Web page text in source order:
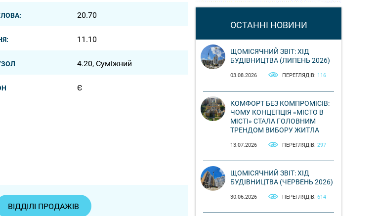
20.70
11.10
4.20, Суміжний
Є
ВІДДІЛІ ПРОДАЖІВ
ОСТАННІ НОВИНИ
ЩОМІСЯЧНИЙ ЗВІТ: ХІД
БУДІВНИЦТВА (ЛИПЕНЬ 2026)
03.08.2026 ПЕРЕГЛЯДІВ: 116
КОМФОРТ БЕЗ КОМПРОМІСІВ:
ЧОМУ КОНЦЕПЦІЯ «МІСТО В
МІСТІ» СТАЛА ГОЛОВНИМ
ТРЕНДОМ ВИБОРУ ЖИТЛА
13.07.2026 ПЕРЕГЛЯДІВ: 297
ЩОМІСЯЧНИЙ ЗВІТ: ХІД
БУДІВНИЦТВА (ЧЕРВЕНЬ 2026)
30.06.2026 ПЕРЕГЛЯДІВ: 614